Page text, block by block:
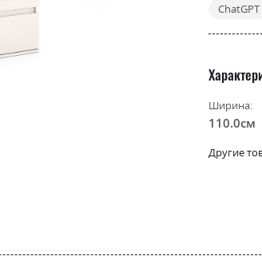
ChatGPT
Ширина:
110.0см
Другие